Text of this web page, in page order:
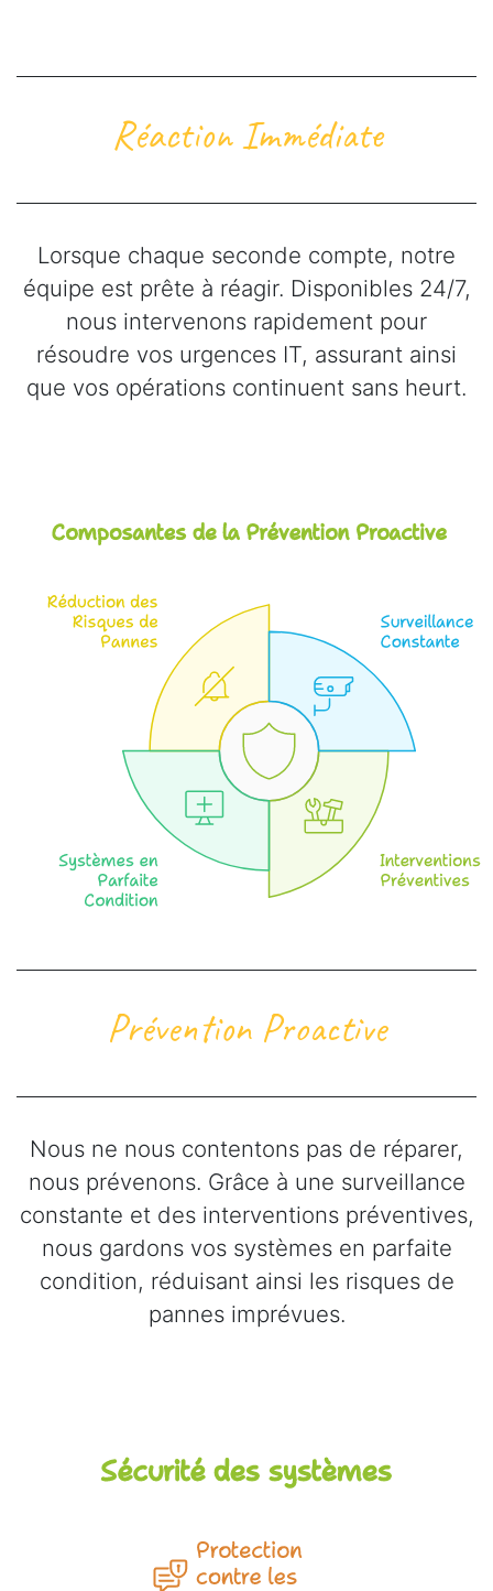
Réaction Immédiate
Lorsque chaque seconde compte, notre
équipe est prête à réagir. Disponibles 24/7,
nous intervenons rapidement pour
résoudre vos urgences IT, assurant ainsi
que vos opérations continuent sans heurt.
Prévention Proactive
Nous ne nous contentons pas de réparer,
nous prévenons. Grâce à une surveillance
constante et des interventions préventives,
nous gardons vos systèmes en parfaite
condition, réduisant ainsi les risques de
pannes imprévues.